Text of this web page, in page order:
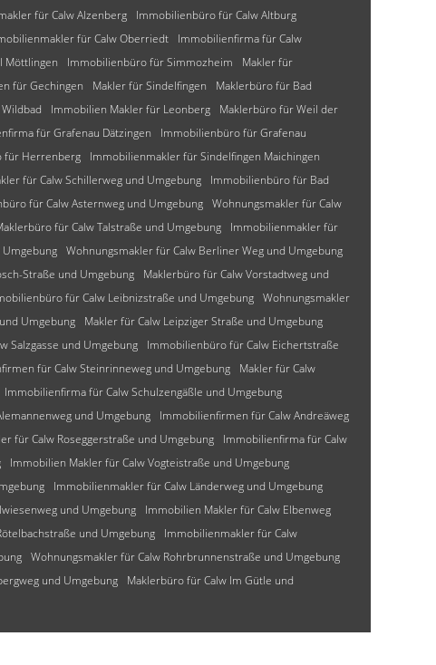
für Calw Alzenberg
Immobilienbüro für Calw Altburg
für Calw Oberriedt
Immobilienfirma für Calw
Möttlingen Immobilienbüro für Simmozheim
Makler für
für Gechingen Makler für Sindelfingen
Maklerbüro für Bad
Immobilien Makler für Leonberg
Maklerbüro für Weil der
für Grafenau Dätzingen
Immobilienbüro für Grafenau
für Herrenberg
Immobilienmakler für Sindelfingen Maichingen
für Calw Schillerweg und Umgebung
Immobilienbüro für Bad
für Calw Asternweg und Umgebung Wohnungsmakler für Calw
für Calw Talstraße und Umgebung
Immobilienmakler für
Wohnungsmakler für Calw Berliner Weg und Umgebung
Straße und Umgebung
Maklerbüro für Calw Vorstadtweg und
für Calw Leibnizstraße und Umgebung Wohnungsmakler
Umgebung
Makler für Calw Leipziger Straße und Umgebung
Salzgasse und Umgebung
Immobilienbüro für Calw Eichertstraße
für Calw Steinrinneweg und Umgebung
Makler für Calw
Immobilienfirma für Calw Schulzengäßle und Umgebung
und Umgebung
Immobilienfirmen für Calw Andreäweg
für Calw Roseggerstraße und Umgebung
Immobilienfirma für Calw
Immobilien Makler für Calw Vogteistraße und Umgebung
Immobilienmakler für Calw Länderweg und Umgebung
und Umgebung
Immobilien Makler für Calw Elbenweg
und Umgebung
Immobilienmakler für Calw
Wohnungsmakler für Calw Rohrbrunnenstraße und Umgebung
und Umgebung
Maklerbüro für Calw Im Gütle und